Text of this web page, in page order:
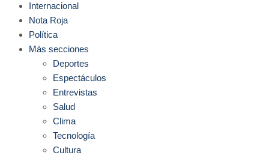
Internacional
Nota Roja
Política
Más secciones
Deportes
Espectáculos
Entrevistas
Salud
Clima
Tecnología
Cultura